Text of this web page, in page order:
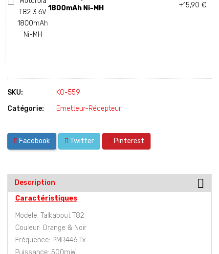
1800mAh Ni-MH
+15,90 €
SKU:
KO-559
Catégorie:
Emetteur-Récepteur
Facebook Twitter Pinterest
Description
Caractéristiques
Modele: Talkabout T82
Couleur: Orange & Noir
Fréquence: PMR446 Tx
Puissance: 500mW